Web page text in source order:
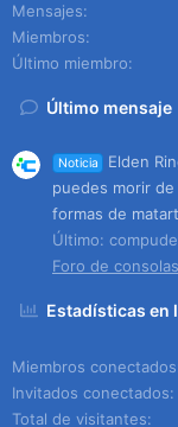
Mensajes
Miembros
Último miembro
Último mensaje
Noticia
Elden
puedes morir
formas de
Último:
Foro de
Estadísticas en
Miembros conectados
Invitados conectados
Total de visitantes